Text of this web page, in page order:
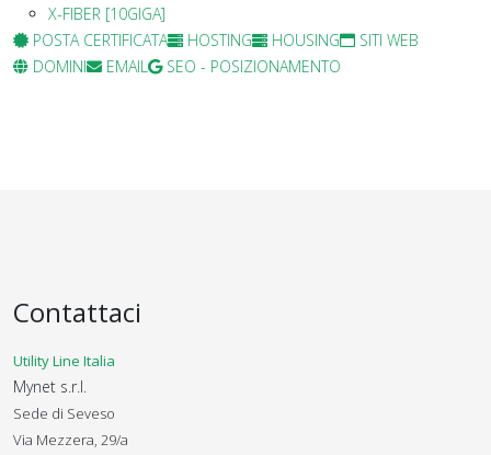
X-FIBER [10GIGA]
POSTA CERTIFICATA HOSTING HOUSING
SITI WEB
DOMINI
EMAIL SEO - POSIZIONAMENTO
Contattaci
Utility Line Italia
Mynet s.r.l.
Sede di Seveso
Via Mezzera, 29/a